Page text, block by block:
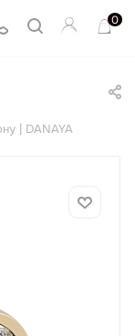
0
| DANAYA